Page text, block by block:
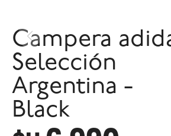
Campera
Selección
Argentina -
Black